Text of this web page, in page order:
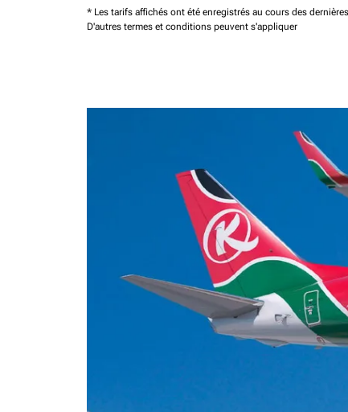
* Les tarifs affichés ont été enregistrés au cours des
D'autres termes et conditions peuvent s'appliquer